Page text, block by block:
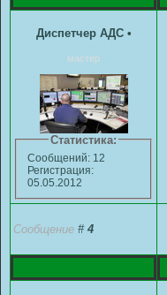
Диспетчер АДС •
мастер
Статистика:
Сообщений: 12
Регистрация:
05.05.2012
Сообщение # 4